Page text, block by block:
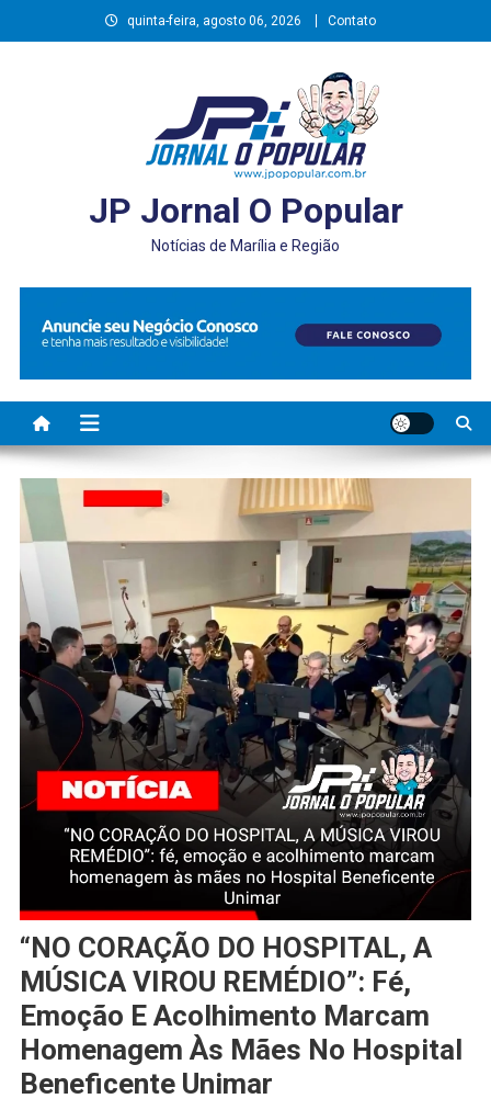
to
quinta-feira, agosto 06, 2026 Contato
JP Jornal O Popular
Notícias de Marília e Região
“NO CORAÇÃO DO HOSPITAL, A
MÚSICA VIROU REMÉDIO”: Fé,
Emoção E Acolhimento Marcam
Homenagem Às Mães No Hospital
Beneficente Unimar